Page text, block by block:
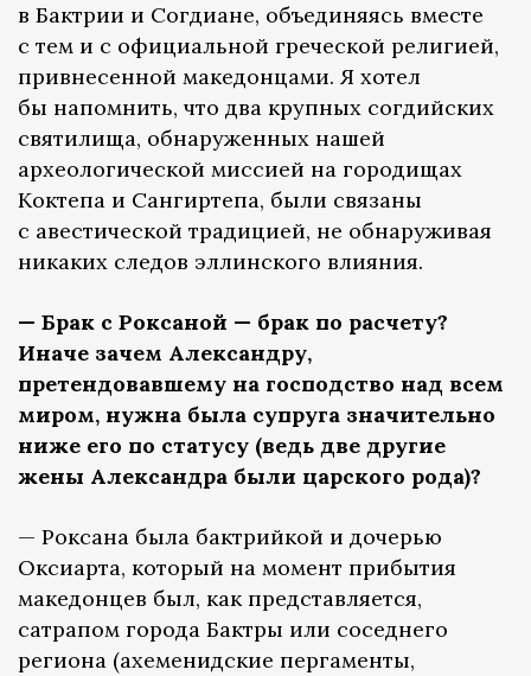
в Бактрии и Согдиане, объединяясь вместе
с тем и с официальной греческой религией,
привнесенной македонцами. Я хотел
бы напомнить, что два крупных согдийских
святилища, обнаруженных нашей
археологической миссией на городищах
Коктепа и Сангиртепа, были связаны
с авестической традицией, не обнаруживая
никаких следов эллинского влияния.
— Брак с Роксаной — брак по расчету?
Иначе зачем Александру,
претендовавшему на господство над всем
миром, нужна была супруга значительно
ниже его по статусу (ведь две другие
жены Александра были царского рода)?
— Роксана была бактрийкой и дочерью
Оксиарта, который на момент прибытия
македонцев был, как представляется,
сатрапом города Бактры или соседнего
региона (ахеменидские пергаменты,